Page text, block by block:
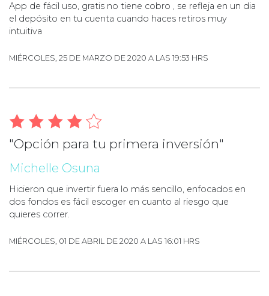
App de fácil uso, gratis no tiene cobro , se refleja en un dia
el depósito en tu cuenta cuando haces retiros muy
intuitiva
MIÉRCOLES, 25 DE MARZO DE 2020 A LAS 19:53 HRS
"Opción para tu primera inversión"
Michelle Osuna
Hicieron que invertir fuera lo más sencillo, enfocados en
dos fondos es fácil escoger en cuanto al riesgo que
quieres correr.
MIÉRCOLES, 01 DE ABRIL DE 2020 A LAS 16:01 HRS